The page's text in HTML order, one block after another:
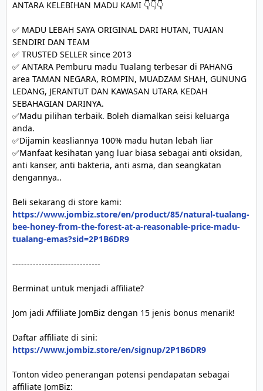
ANTARA KELEBIHAN MADU KAMI 👇👇👇
✅ MADU LEBAH SAYA ORIGINAL DARI HUTAN, TUAIAN
SENDIRI DAN TEAM
✅ TRUSTED SELLER since 2013
✅ ANTARA Pemburu madu Tualang terbesar di PAHANG
area TAMAN NEGARA, ROMPIN, MUADZAM SHAH, GUNUNG
LEDANG, JERANTUT DAN KAWASAN UTARA KEDAH
SEBAHAGIAN DARINYA.
✅Madu pilihan terbaik. Boleh diamalkan seisi keluarga
anda.
✅Dijamin keasliannya 100% madu hutan lebah liar
✅Manfaat kesihatan yang luar biasa sebagai anti oksidan,
anti kanser, anti bakteria, anti asma, dan seangkatan
dengannya..
https://www.jombiz.store/en/product/85/natural-tualang-
bee-honey-from-the-forest-at-a-reasonable-price-madu-
tualang-emas?sid=2P1B6DR9
------------------------------
Berminat untuk menjadi affiliate?
Jom jadi Affiliate JomBiz dengan 15 jenis bonus menarik!
https://www.jombiz.store/en/signup/2P1B6DR9
Tonton video penerangan potensi pendapatan sebagai